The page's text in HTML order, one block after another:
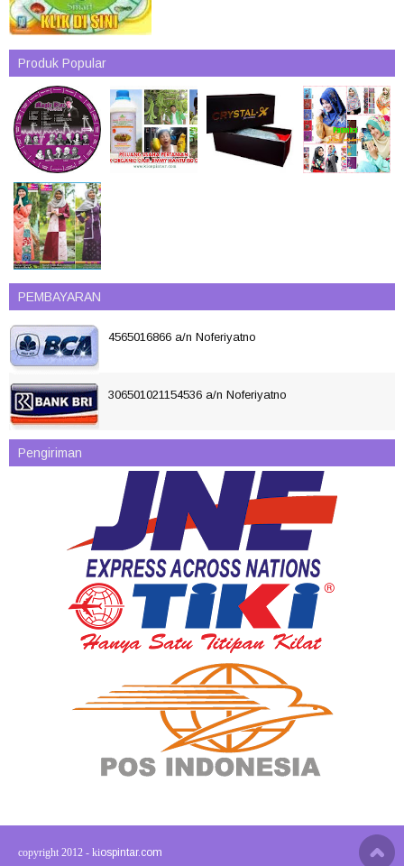
Produk Popular
PEMBAYARAN
4565016866 a/n Noferiyatno
306501021154536 a/n Noferiyatno
Pengiriman
copyright 2012 - kiospintar.com